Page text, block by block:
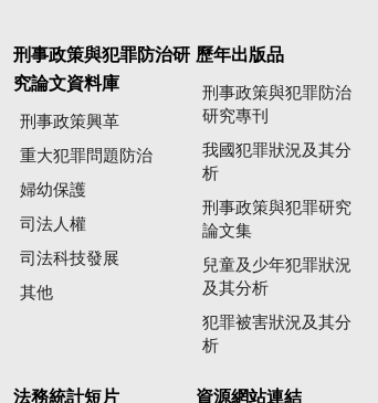
刑事政策與犯罪防治研
究論文資料庫
刑事政策興革
重大犯罪問題防治
婦幼保護
司法人權
司法科技發展
其他
歷年出版品
刑事政策與犯罪防治
研究專刊
我國犯罪狀況及其分
析
刑事政策與犯罪研究
論文集
兒童及少年犯罪狀況
及其分析
犯罪被害狀況及其分
析
法務統計短片 資源網站連結